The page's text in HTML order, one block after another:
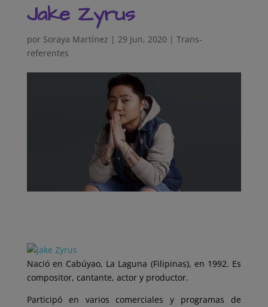
Jake Zyrus
por Soraya Martínez | 29 Jun, 2020 | Trans-
referentes
Nació en Cabúyao, La Laguna (Filipinas), en 1992. Es
compositor, cantante, actor y productor.
Participó en varios comerciales y programas de